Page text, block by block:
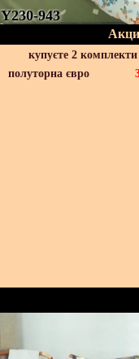
Y230-943
купуєте 2
полуторна євро